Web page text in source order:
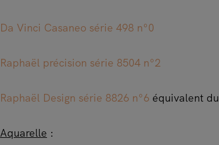
Da Vinci Casaneo série 498 n°0
Raphaël précision série 8504 n°2
Raphaël Design série 8826 n°6 équivalent du
Aquarelle :